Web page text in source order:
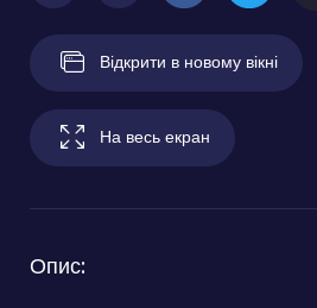
Відкрити в новому вікні
На весь екран
Опис: